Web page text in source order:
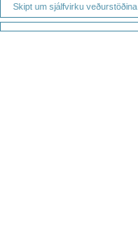
Skipt um sjálfvirku veðurstöðina.